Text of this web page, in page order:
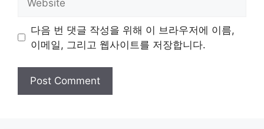
다음 번 댓글 작성을 위해 이 브라우저에 이름,
이메일, 그리고 웹사이트를 저장합니다.